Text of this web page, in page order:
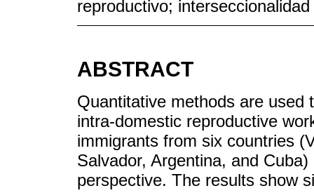
reproductivo; interseccionalidad
ABSTRACT
Quantitative methods are used
intra-domestic reproductive
immigrants from six countries
Salvador, Argentina, and
perspective. The results show